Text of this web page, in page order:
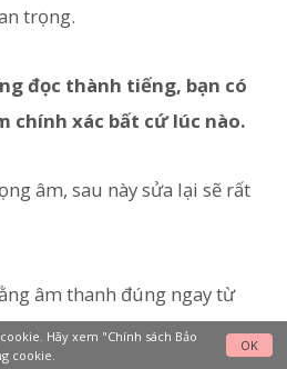
trọng.
đọc thành tiếng, bạn có
chính xác bất cứ lúc nào.
âm, sau này sửa lại sẽ rất
âm thanh đúng ngay từ
Hãy xem "Chính sách Bảo
cookie.
OK